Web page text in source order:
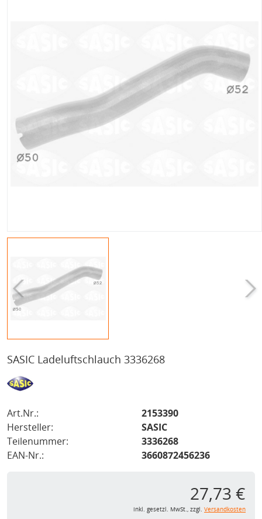
SASIC Ladeluftschlauch 3336268
Art.Nr.:
2153390
Hersteller:
SASIC
Teilenummer:
3336268
EAN-Nr.:
3660872456236
27,73 €
inkl. gesetzl. MwSt., zzgl. Versandkosten